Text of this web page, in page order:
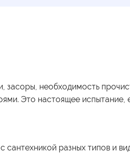
необходимость
Это настоящее испытание,
разных типов и